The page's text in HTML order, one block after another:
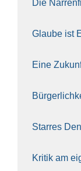
Die
Glau­be ist
Eine
Star­res
Kri­tik am